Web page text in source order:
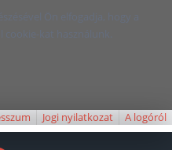
Ön elfogadja, hogy a
kat használunk.
Jogi nyilatkozat A logóról